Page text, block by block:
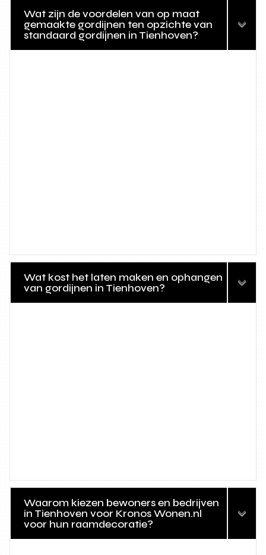
Wat zijn de voordelen van op maat
gemaakte gordijnen ten opzichte van
standaard gordijnen in Tienhoven?
Wat kost het laten maken en ophangen
van gordijnen in Tienhoven?
Waarom kiezen bewoners en bedrijven
in Tienhoven voor Kronos Wonen.nl
voor hun raamdecoratie?